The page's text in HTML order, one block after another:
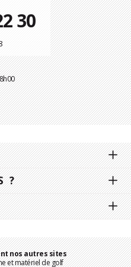
30
?
nos autres sites
et matériel de golf